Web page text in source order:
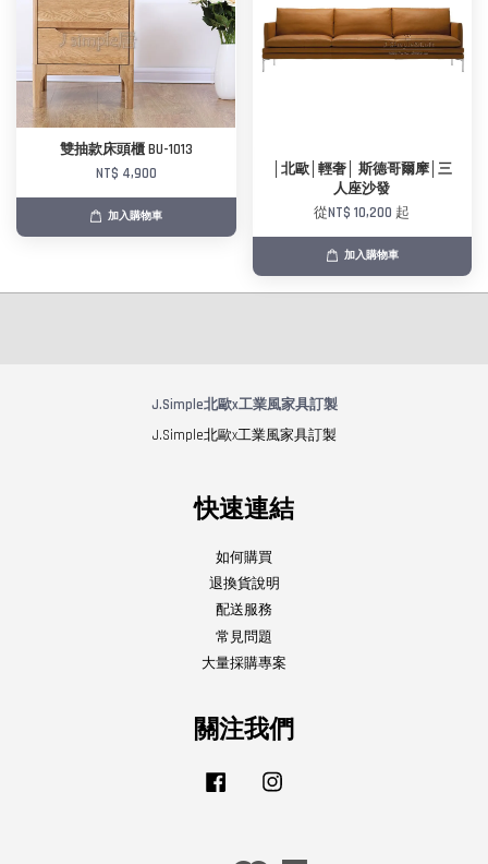
雙抽款床頭櫃 BU-1013
NT$ 4,900
加入購物車
│北歐│輕奢│ 斯德哥爾摩│三
人座沙發
從NT$ 10,200 起
加入購物車
J.Simple北歐x工業風家具訂製
J.Simple北歐x工業風家具訂製
快速連結
如何購買
退換貨說明
配送服務
常見問題
大量採購專案
關注我們
Facebook